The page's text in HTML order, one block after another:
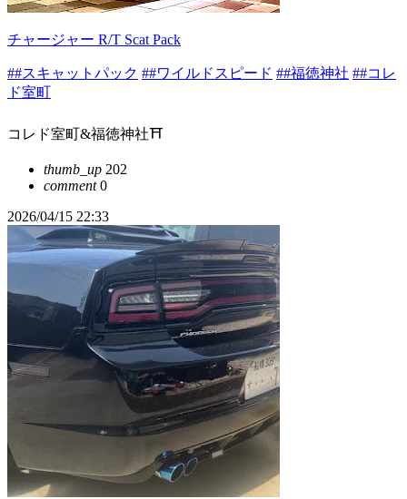
チャージャー R/T Scat Pack
##スキャットパック ##ワイルドスピード ##福徳神社 ##コレ
ド室町
コレド室町&福徳神社⛩️
thumb_up 202
comment0
2026/04/15 22:33